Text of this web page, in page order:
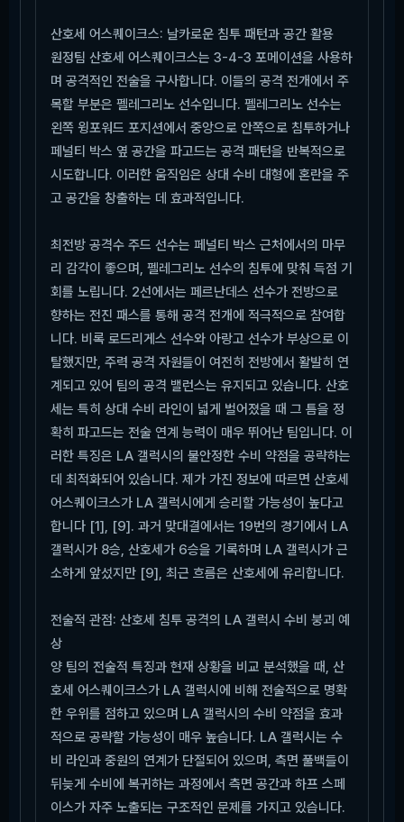
산호세 어스퀘이크스: 날카로운 침투 패턴과 공간 활용
원정팀 산호세 어스퀘이크스는 3-4-3 포메이션을 사용하
며 공격적인 전술을 구사합니다. 이들의 공격 전개에서 주
목할 부분은 펠레그리노 선수입니다. 펠레그리노 선수는
왼쪽 윙포워드 포지션에서 중앙으로 안쪽으로 침투하거나
페널티 박스 옆 공간을 파고드는 공격 패턴을 반복적으로
시도합니다. 이러한 움직임은 상대 수비 대형에 혼란을 주
고 공간을 창출하는 데 효과적입니다.
최전방 공격수 주드 선수는 페널티 박스 근처에서의 마무
리 감각이 좋으며, 펠레그리노 선수의 침투에 맞춰 득점 기
회를 노립니다. 2선에서는 페르난데스 선수가 전방으로
향하는 전진 패스를 통해 공격 전개에 적극적으로 참여합
니다. 비록 로드리게스 선수와 아랑고 선수가 부상으로 이
탈했지만, 주력 공격 자원들이 여전히 전방에서 활발히 연
계되고 있어 팀의 공격 밸런스는 유지되고 있습니다. 산호
세는 특히 상대 수비 라인이 넓게 벌어졌을 때 그 틈을 정
확히 파고드는 전술 연계 능력이 매우 뛰어난 팀입니다. 이
러한 특징은 LA 갤럭시의 불안정한 수비 약점을 공략하는
데 최적화되어 있습니다. 제가 가진 정보에 따르면 산호세
어스퀘이크스가 LA 갤럭시에게 승리할 가능성이 높다고
합니다 [1], [9]. 과거 맞대결에서는 19번의 경기에서 LA
갤럭시가 8승, 산호세가 6승을 기록하며 LA 갤럭시가 근
소하게 앞섰지만 [9], 최근 흐름은 산호세에 유리합니다.
전술적 관점: 산호세 침투 공격의 LA 갤럭시 수비 붕괴 예
상
양 팀의 전술적 특징과 현재 상황을 비교 분석했을 때, 산
호세 어스퀘이크스가 LA 갤럭시에 비해 전술적으로 명확
한 우위를 점하고 있으며 LA 갤럭시의 수비 약점을 효과
적으로 공략할 가능성이 매우 높습니다. LA 갤럭시는 수
비 라인과 중원의 연계가 단절되어 있으며, 측면 풀백들이
뒤늦게 수비에 복귀하는 과정에서 측면 공간과 하프 스페
이스가 자주 노출되는 구조적인 문제를 가지고 있습니다.